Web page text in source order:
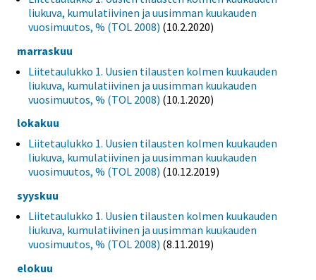
liukuva, kumulatiivinen ja uusimman kuukauden
vuosimuutos, % (TOL 2008) (10.2.2020)
marraskuu
Liitetaulukko 1. Uusien tilausten kolmen kuukauden
liukuva, kumulatiivinen ja uusimman kuukauden
vuosimuutos, % (TOL 2008) (10.1.2020)
lokakuu
Liitetaulukko 1. Uusien tilausten kolmen kuukauden
liukuva, kumulatiivinen ja uusimman kuukauden
vuosimuutos, % (TOL 2008) (10.12.2019)
syyskuu
Liitetaulukko 1. Uusien tilausten kolmen kuukauden
liukuva, kumulatiivinen ja uusimman kuukauden
vuosimuutos, % (TOL 2008) (8.11.2019)
elokuu